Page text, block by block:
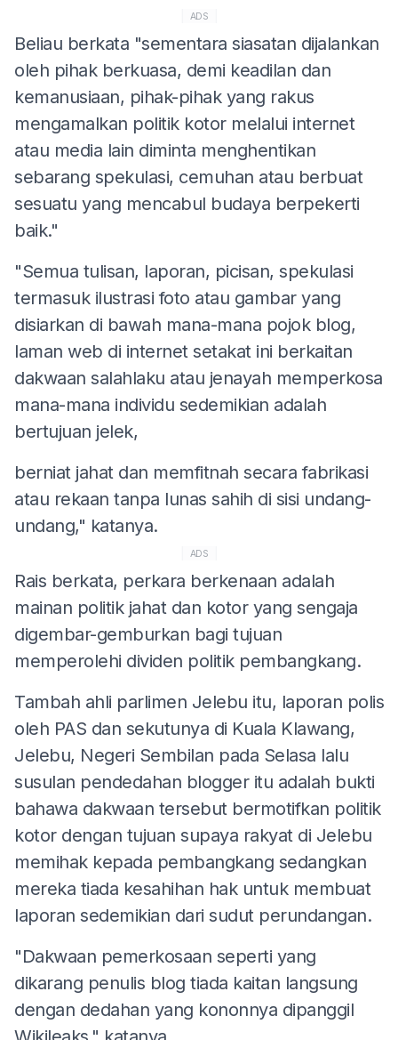
ADS
Beliau berkata "sementara siasatan dijalankan
oleh pihak berkuasa, demi keadilan dan
kemanusiaan, pihak-pihak yang rakus
mengamalkan politik kotor melalui internet
atau media lain diminta menghentikan
sebarang spekulasi, cemuhan atau berbuat
sesuatu yang mencabul budaya berpekerti
baik."
"Semua tulisan, laporan, picisan, spekulasi
termasuk ilustrasi foto atau gambar yang
disiarkan di bawah mana-mana pojok blog,
laman web di internet setakat ini berkaitan
dakwaan salahlaku atau jenayah memperkosa
mana-mana individu sedemikian adalah
bertujuan jelek,
berniat jahat dan memfitnah secara fabrikasi
atau rekaan tanpa lunas sahih di sisi undang-
undang," katanya.
ADS
Rais berkata, perkara berkenaan adalah
mainan politik jahat dan kotor yang sengaja
digembar-gemburkan bagi tujuan
memperolehi dividen politik pembangkang.
Tambah ahli parlimen Jelebu itu, laporan polis
oleh PAS dan sekutunya di Kuala Klawang,
Jelebu, Negeri Sembilan pada Selasa lalu
susulan pendedahan blogger itu adalah bukti
bahawa dakwaan tersebut bermotifkan politik
kotor dengan tujuan supaya rakyat di Jelebu
memihak kepada pembangkang sedangkan
mereka tiada kesahihan hak untuk membuat
laporan sedemikian dari sudut perundangan.
"Dakwaan pemerkosaan seperti yang
dikarang penulis blog tiada kaitan langsung
dengan dedahan yang kononnya dipanggil